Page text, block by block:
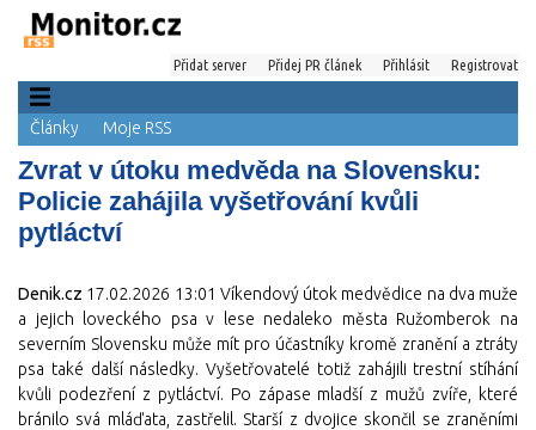
Přidat server Přidej PR článek Přihlásit Registrovat
Články Moje RSS
Zvrat v útoku medvěda na Slovensku:
Policie zahájila vyšetřování kvůli
pytláctví
Denik.cz 17.02.2026 13:01 Víkendový útok medvědice na dva muže
a jejich loveckého psa v lese nedaleko města Ružomberok na
severním Slovensku může mít pro účastníky kromě zranění a ztráty
psa také další následky. Vyšetřovatelé totiž zahájili trestní stíhání
kvůli podezření z pytláctví. Po zápase mladší z mužů zvíře, které
bránilo svá mláďata, zastřelil. Starší z dvojice skončil se zraněními